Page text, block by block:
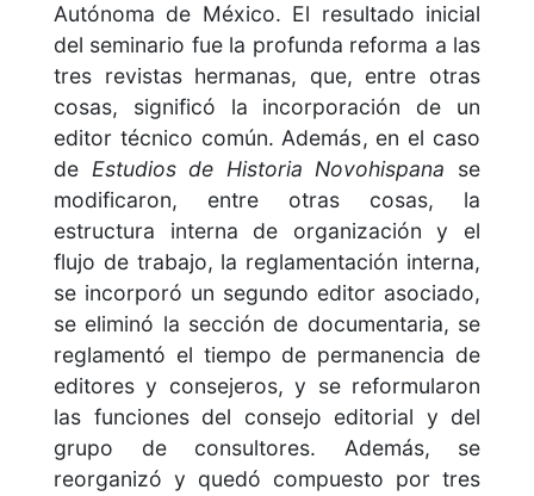
Autónoma de México. El resultado inicial
del seminario fue la profunda reforma a las
tres revistas hermanas, que, entre otras
cosas, significó la incorporación de un
editor técnico común. Además, en el caso
de Estudios de Historia Novohispana se
modificaron, entre otras cosas, la
estructura interna de organización y el
flujo de trabajo, la reglamentación interna,
se incorporó un segundo editor asociado,
se eliminó la sección de documentaria, se
reglamentó el tiempo de permanencia de
editores y consejeros, y se reformularon
las funciones del consejo editorial y del
grupo de consultores. Además, se
reorganizó y quedó compuesto por tres